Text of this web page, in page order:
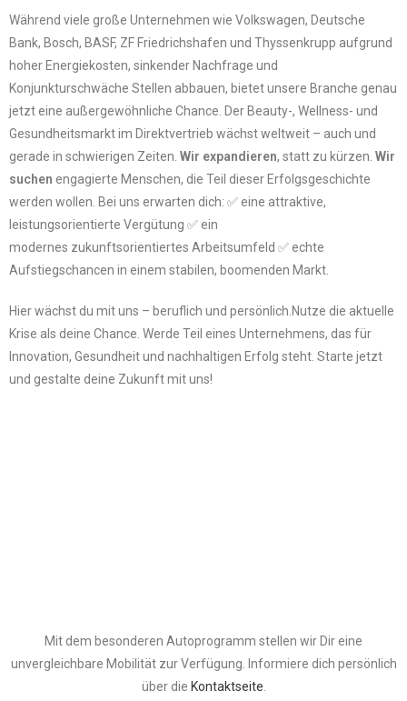
Während viele große Unternehmen wie Volkswagen, Deutsche
Bank, Bosch, BASF, ZF Friedrichshafen und Thyssenkrupp aufgrund
hoher Energiekosten, sinkender Nachfrage und
Konjunkturschwäche Stellen abbauen, bietet unsere Branche genau
jetzt eine außergewöhnliche Chance. Der Beauty-, Wellness- und
Gesundheitsmarkt im Direktvertrieb wächst weltweit – auch und
gerade in schwierigen Zeiten. Wir expandieren, statt zu kürzen. Wir
suchen engagierte Menschen, die Teil dieser Erfolgsgeschichte
werden wollen. Bei uns erwarten dich: ✅ eine attraktive,
leistungsorientierte Vergütung ✅ ein
modernes zukunftsorientiertes Arbeitsumfeld ✅echte
Aufstiegschancen in einem stabilen, boomenden Markt.
Hier wächst du mit uns – beruflich und persönlich. Nutze die aktuelle
Krise als deine Chance. Werde Teil eines Unternehmens, das für
Innovation, Gesundheit und nachhaltigen Erfolg steht. Starte jetzt
und gestalte deine Zukunft mit uns!
Mit dem besonderen Autoprogramm stellen wir Dir eine
unvergleichbare Mobilität zur Verfügung. Informiere dich persönlich
über die Kontaktseite